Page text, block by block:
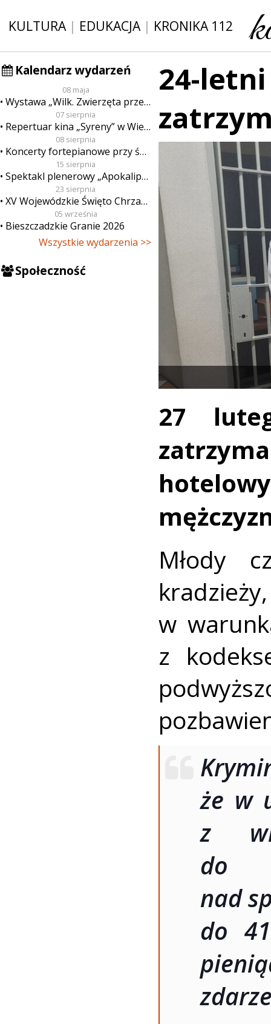
KULTURA| EDUKACJA| KRONIKA 112
Kalendarz wydarzeń
08 maja
Wystawa „Wilk. Zwierzęta przeklęte”
07 sierpnia
Repertuar kina „Syreny” w Wieluniu w dn. od 7 do 13 sierpnia
08 sierpnia
Koncerty fortepianowe przy świecach
15 sierpnia
Spektakl plenerowy „Apokalipsa”
23 sierpnia
XV Wojewódzkie Święto Chrzanu
05 września
Bieszczadzkie Granie 2026
Wszystkie wydarzenia >>
Społeczność
24-
27
Młody
w
z
że w
z
do
nad
do